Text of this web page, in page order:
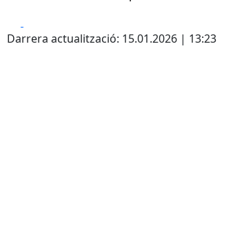
Darrera actualització: 15.01.2026 | 13:23